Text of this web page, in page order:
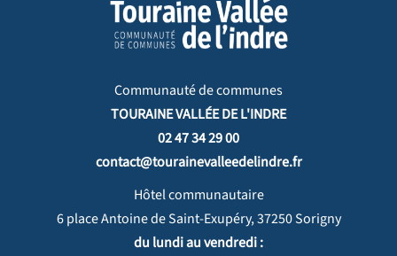
Communauté de communes
TOURAINE VALLÉE DE L'INDRE
02 47 34 29 00
contact@tourainevalleedelindre.fr
Hôtel communautaire
6 place Antoine de Saint-Exupéry, 37250 Sorigny
du lundi au vendredi :